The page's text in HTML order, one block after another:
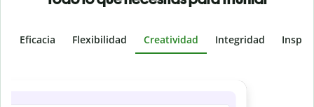
Eficacia Flexibilidad Creatividad Integridad